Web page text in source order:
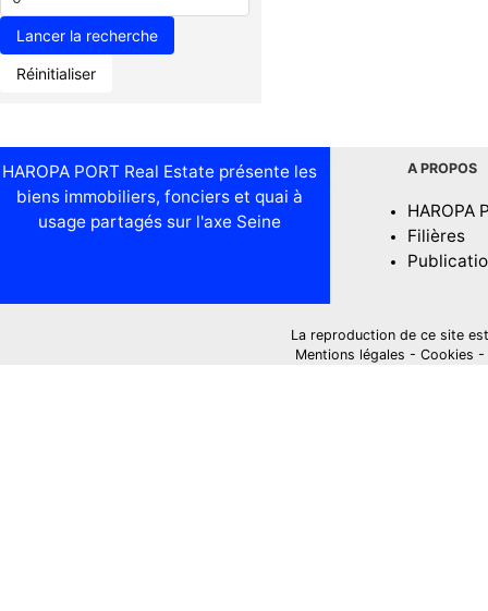
Réinitialiser
HAROPA PORT Real Estate présente les
biens immobiliers, fonciers et quai à
usage partagés sur l'axe Seine
A PROPOS
HAROPA
Filières
La reproduction de ce site
Mentions légales - Cookies -